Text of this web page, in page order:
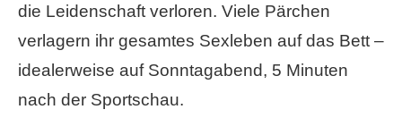
die Leidenschaft verloren. Viele Pärchen
verlagern ihr gesamtes Sexleben auf das Bett –
idealerweise auf Sonntagabend, 5 Minuten
nach der Sportschau.